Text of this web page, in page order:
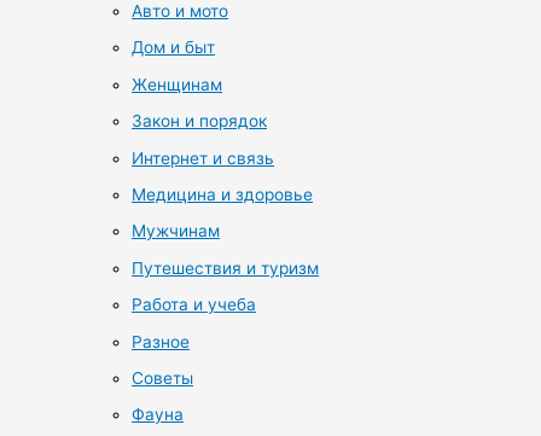
Авто и мото
Дом и быт
Женщинам
Закон и порядок
Интернет и связь
Медицина и здоровье
Мужчинам
Путешествия и туризм
Работа и учеба
Разное
Советы
Фауна